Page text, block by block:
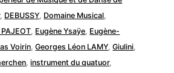
, DEBUSSY, Domaine Musical,
, Eugène Ysaÿe, Eugène-
Voirin,Georges Léon LAMY,Giulini,
,instrument du quatuor,